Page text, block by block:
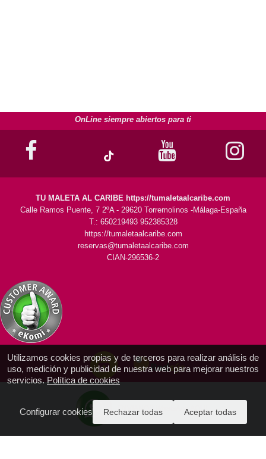
ENVIANOS WhatsApp AQUI
Utilizamos cookies propias y de terceros para realizar análisis de
uso, medición y publicidad de nuestra web para mejorar nuestros
servicios.Política de cookies
Configurar cookies Rechazar todas Aceptar todas
OnLine siempre abiertos para ti
TU MALETA AL CARIBE https://tumaletaalcaribe.com
Calle Ramos Puente, 7 2ºA - 29620 Torremolinos -Málaga-España
T.: 650219493 952385328
https://tumaletaalcaribe.com
reservas@tumaletaalcaribe.com
CIAN-296536-2